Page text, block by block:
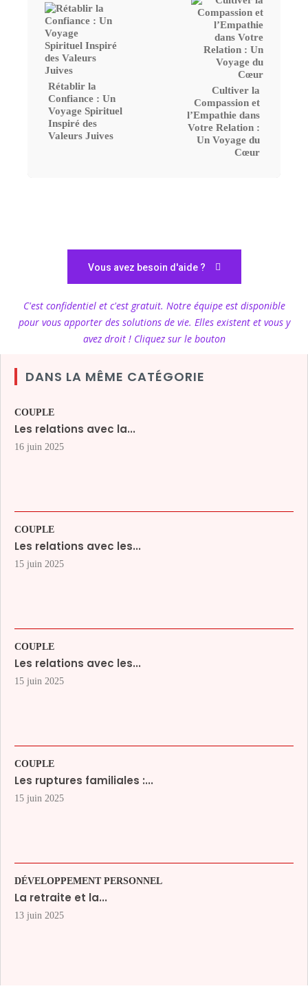
Rétablir la
Confiance : Un
Voyage Spirituel
Inspiré des
Valeurs Juives
Cultiver la
Compassion et
l’Empathie dans
Votre Relation :
Un Voyage du
Cœur
Vous avez besoin d'aide ?
C'est confidentiel et c'est gratuit. Notre équipe est disponible
pour vous apporter des solutions de vie. Elles existent et vous y
avez droit ! Cliquez sur le bouton
DANS LA MÊME CATÉGORIE
COUPLE
Les relations avec la...
16 juin 2025
COUPLE
Les relations avec les...
15 juin 2025
COUPLE
Les relations avec les...
15 juin 2025
COUPLE
Les ruptures familiales :...
15 juin 2025
DÉVELOPPEMENT PERSONNEL
La retraite et la...
13 juin 2025